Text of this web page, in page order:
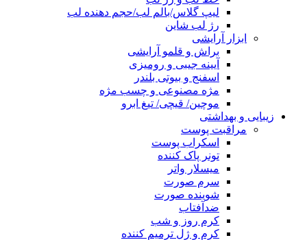
لیپ گلاس/بالم لب/حجم دهنده لب
رژ لب شاین
ابزار آرایشی
براش و قلمو آرایشی
آیینه جیبی و رومیزی
اسفنج و بیوتی بلندر
مژه مصنوعی و چسب مژه
موچین/ قیچی/ تیغ ابرو
زیبایی و بهداشتی
مراقبت پوست
اسکراب پوست
تونر پاک کننده
میسلار واتر
سرم صورت
شوینده صورت
ضدآفتاب
کرم روز و شب
کرم و ژل ترمیم کننده